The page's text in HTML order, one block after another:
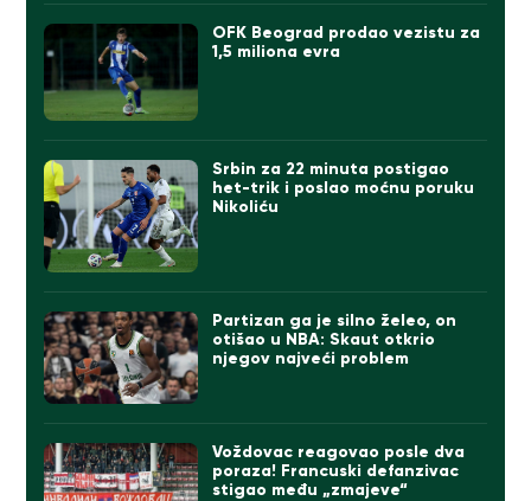
OFK Beograd prodao vezistu za
1,5 miliona evra
Srbin za 22 minuta postigao
het-trik i poslao moćnu poruku
Nikoliću
Partizan ga je silno želeo, on
otišao u NBA: Skaut otkrio
njegov najveći problem
Voždovac reagovao posle dva
poraza! Francuski defanzivac
stigao među „zmajeve“